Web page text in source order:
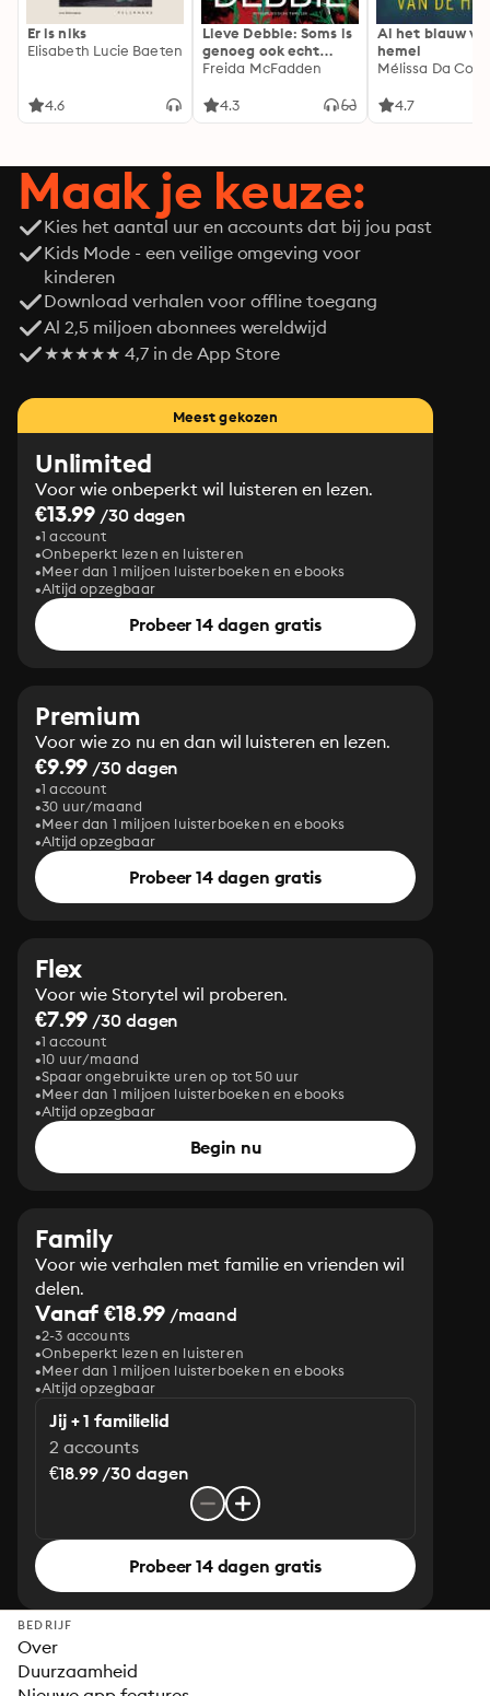
Er is niks
Elisabeth Lucie Baeten
4.6
Lieve Debbie: Soms is
genoeg ook echt
genoeg...
Freida McFadden
4.3
Al het blauw
hemel
Mélissa Da
4.7
Maak je keuze:
Kies het aantal uur en accounts dat bij jou past
Kids Mode - een veilige omgeving voor
kinderen
Download verhalen voor offline toegang
Al 2,5 miljoen abonnees wereldwijd
★★★★★ 4,7 in de App Store
Meest gekozen
Unlimited
Voor wie onbeperkt wil luisteren en lezen.
€13.99 /30 dagen
1 account
Onbeperkt lezen en luisteren
Meer dan 1 miljoen luisterboeken en ebooks
Altijd opzegbaar
Probeer 14 dagen gratis
Premium
Voor wie zo nu en dan wil luisteren en lezen.
€9.99 /30 dagen
1 account
30 uur/maand
Meer dan 1 miljoen luisterboeken en ebooks
Altijd opzegbaar
Probeer 14 dagen gratis
Flex
Voor wie Storytel wil proberen.
€7.99 /30 dagen
1 account
10 uur/maand
Spaar ongebruikte uren op tot 50 uur
Meer dan 1 miljoen luisterboeken en ebooks
Altijd opzegbaar
Begin nu
Family
Voor wie verhalen met familie en vrienden wil
delen.
Vanaf €18.99 /maand
2-3 accounts
Onbeperkt lezen en luisteren
Meer dan 1 miljoen luisterboeken en ebooks
Altijd opzegbaar
Jij + 1 familielid
2 accounts
€18.99 /30 dagen
Probeer 14 dagen gratis
BEDRIJF
Over
Duurzaamheid